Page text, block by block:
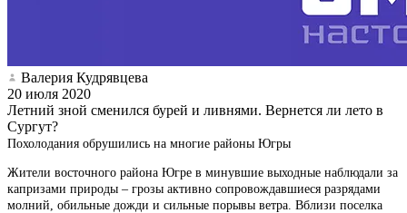
Валерия Кудрявцева
20 июля 2020
Летний зной сменился бурей и ливнями. Вернется ли лето в
Сургут?
Похолодания обрушились на многие районы Югры
Жители восточного района Югре в минувшие выходные наблюдали за
капризами природы – грозы активно сопровождавшиеся разрядами
молний, обильные дожди и сильные порывы ветра. Вблизи поселка